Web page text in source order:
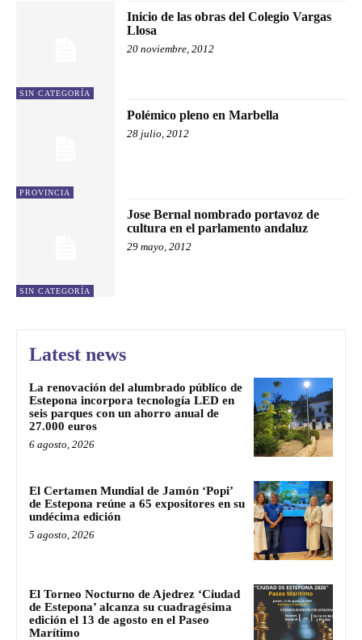
SIN CATEGORÍA
Inicio de las obras del Colegio Vargas
Llosa
20 noviembre, 2012
PROVINCIA
Polémico pleno en Marbella
28 julio, 2012
SIN CATEGORÍA
Jose Bernal nombrado portavoz de
cultura en el parlamento andaluz
29 mayo, 2012
Latest news
La renovación del alumbrado público de
Estepona incorpora tecnología LED en
seis parques con un ahorro anual de
27.000 euros
6 agosto, 2026
El Certamen Mundial de Jamón ‘Popi’
de Estepona reúne a 65 expositores en su
undécima edición
5 agosto, 2026
El Torneo Nocturno de Ajedrez ‘Ciudad
de Estepona’ alcanza su cuadragésima
edición el 13 de agosto en el Paseo
Marítimo